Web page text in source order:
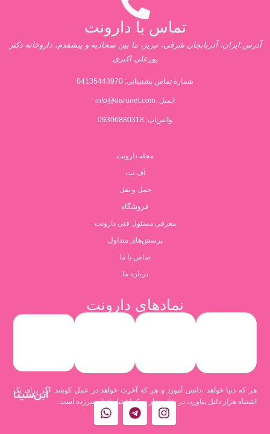
تماس با دارونت
آدرس:ایران، آذربایجان شرقی، تبریز، ما بین سجادیه و پیشقدم، داروخانه دکتر
پورعلی اکبری
شماره تماس پشتیبانی: 04135443970
ایمیل: info@darunet.com
واتس‌اپ: 09306880318
مجله دارونت
آف نت
حمل و نقل
فروشگاه
معرفی مسئول فنی دارونت
پرسش‌های متداول
تماس با ما
درباره ما
نمادهای دارونت
هر که دنیا خواهد ،دانش آموزد و هر که آخرت خواهد در عمل کوشد. اگر برای یک
اشتباه هزار دلیل بیاورد، در واقع هزار و یک اشتباه از او سرزده است.
ابن‌سینا